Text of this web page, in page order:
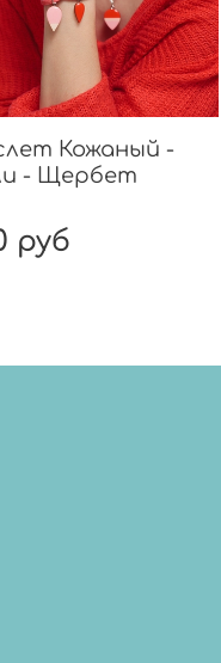
Кожаный -
- Щербет
руб